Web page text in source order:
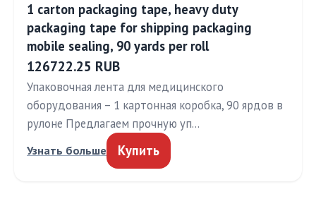
1 carton packaging tape, heavy duty
packaging tape for shipping packaging
mobile sealing, 90 yards per roll
126722.25 RUB
Упаковочная лента для медицинского
оборудования – 1 картонная коробка, 90 ярдов в
рулоне Предлагаем прочную уп…
Узнать больше Купить